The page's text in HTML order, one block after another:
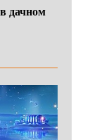
дачном